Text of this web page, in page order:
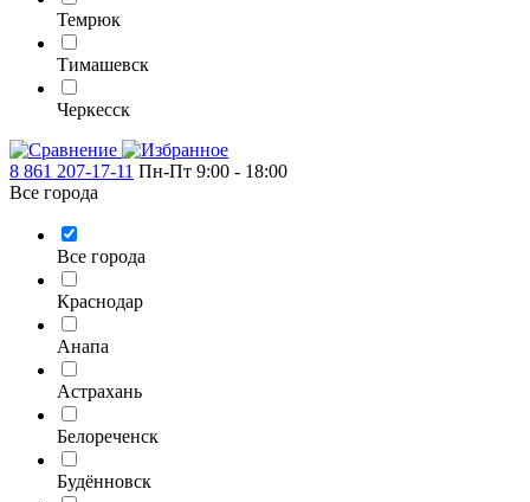
Темрюк
Тимашевск
Черкесск
8 861 207-17-11 Пн-Пт 9:00 - 18:00
Все города
Все города
Краснодар
Анапа
Астрахань
Белореченск
Будённовск